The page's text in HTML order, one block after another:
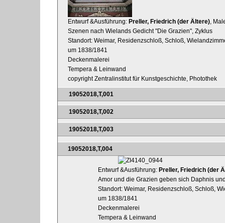
Entwurf &Ausführung: Preller, Friedrich (der Ältere) ,
Szenen nach Wielands Gedicht "Die Grazien", Zyklus
Standort: Weimar, Residenzschloß, Schloß,
um 1838/1841
Deckenmalerei
Tempera & Leinwand
copyright Zentralinstitut für Kunstgeschichte, Photothek
19052018,T,001
19052018,T,002
19052018,T,003
19052018,T,004
Entwurf &Ausführung: Preller, Friedrich (der
Amor und die Grazien geben sich Daphnis
Standort: Weimar, Residenzschloß, Schloß,
um 1838/1841
Deckenmalerei
Tempera & Leinwand